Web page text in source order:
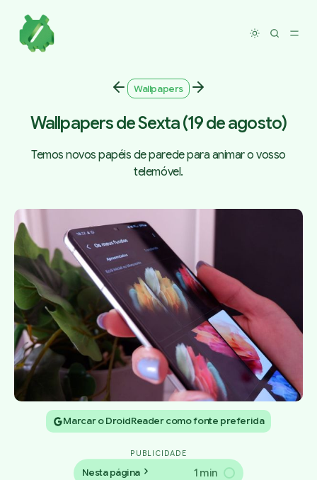
Toggle
Wallpapers
Wallpapers de Sexta (19 de agosto)
Temos novos papéis de parede para animar o vosso
telemóvel.
Marcar o DroidReader como fonte preferida
PUBLICIDADE
Nesta página 1 min